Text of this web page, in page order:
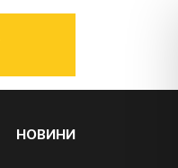
НОВИНИ